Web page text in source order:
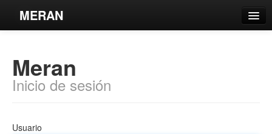
MERAN
Búsqueda Avanzada
Estantes Virtuales
Meran
Inicio de sesión
Usuario